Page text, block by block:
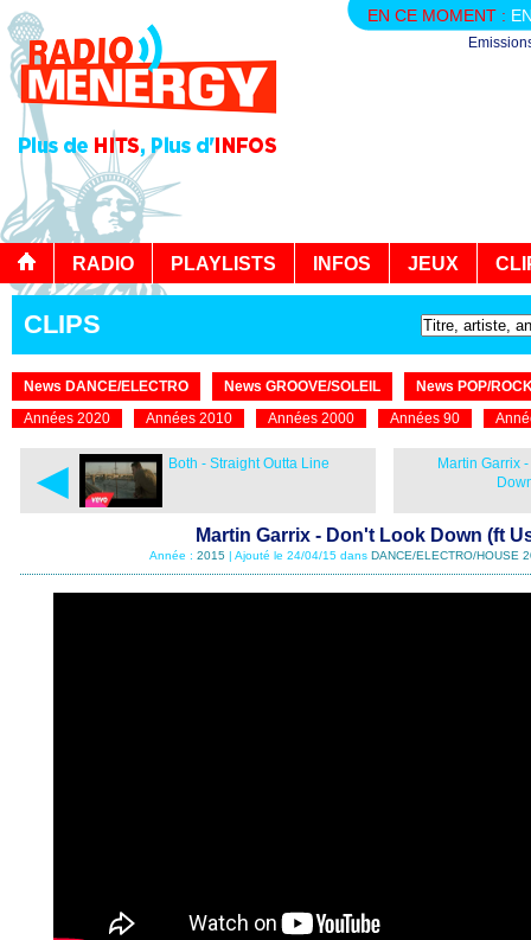
EN CE MOMENT :
RADIO PLAYLISTS INFOS JEUX
CLIPS
News DANCE/ELECTRO News GROOVE/SOLEIL
News POP/
Années 2020
Années 2010 Années 2000 Années 90
◄ Both - Straight Outta Line
Martin Garrix
Martin Garrix - Don't Look Down (ft
Année : 2015 | Ajouté le 24/04/15 dans DANCE/ELECTRO/HOUSE